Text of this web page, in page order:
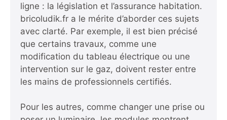
ligne : la législation et l’assurance habitation.
bricoludik.fr a le mérite d’aborder ces sujets
avec clarté. Par exemple, il est bien précisé
que certains travaux, comme une
modification du tableau électrique ou une
intervention sur le gaz, doivent rester entre
les mains de professionnels certifiés.
Pour les autres, comme changer une prise ou